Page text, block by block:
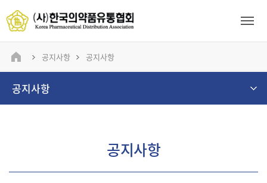
공지사항 공지사항
공지사항
공지사항